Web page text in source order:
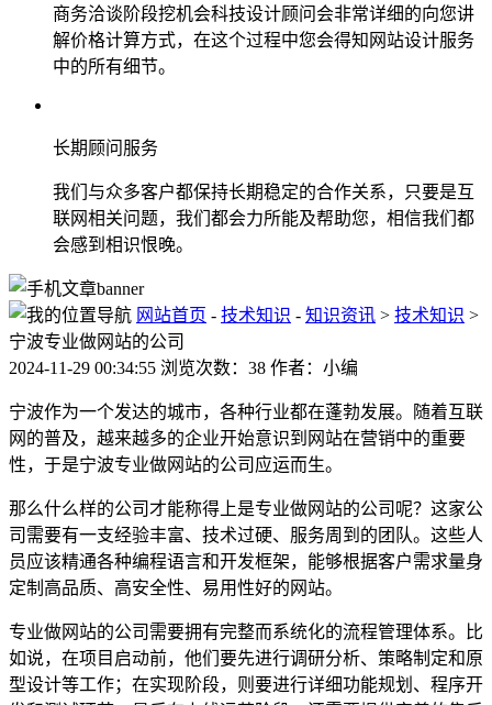
商务洽谈阶段挖机会科技设计顾问会非常详细的向您讲
解价格计算方式，在这个过程中您会得知网站设计服务
中的所有细节。
长期顾问服务
我们与众多客户都保持长期稳定的合作关系，只要是互
联网相关问题，我们都会力所能及帮助您，相信我们都
会感到相识恨晚。
网站首页 - 技术知识 - 知识资讯 > 技术知识 >
宁波专业做网站的公司
2024-11-29 00:34:55 浏览次数：38 作者：小编
宁波作为一个发达的城市，各种行业都在蓬勃发展。随着互联
网的普及，越来越多的企业开始意识到网站在营销中的重要
性，于是宁波专业做网站的公司应运而生。
那么什么样的公司才能称得上是专业做网站的公司呢？这家公
司需要有一支经验丰富、技术过硬、服务周到的团队。这些人
员应该精通各种编程语言和开发框架，能够根据客户需求量身
定制高品质、高安全性、易用性好的网站。
专业做网站的公司需要拥有完整而系统化的流程管理体系。比
如说，在项目启动前，他们要先进行调研分析、策略制定和原
型设计等工作；在实现阶段，则要进行详细功能规划、程序开